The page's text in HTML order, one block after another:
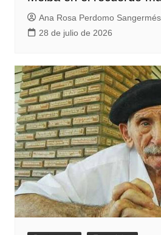
Ana Rosa Perdomo Sangermés
28 de julio de 2026